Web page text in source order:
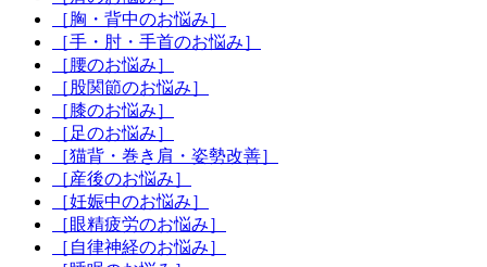
［胸・背中のお悩み］
［手・肘・手首のお悩み］
［腰のお悩み］
［股関節のお悩み］
［膝のお悩み］
［足のお悩み］
［猫背・巻き肩・姿勢改善］
［産後のお悩み］
［妊娠中のお悩み］
［眼精疲労のお悩み］
［自律神経のお悩み］